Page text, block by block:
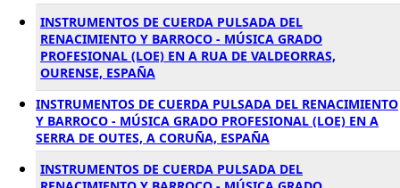
INSTRUMENTOS DE CUERDA PULSADA DEL
RENACIMIENTO Y BARROCO - MÚSICA GRADO
PROFESIONAL (LOE) EN A RUA DE VALDEORRAS,
OURENSE, ESPAÑA
INSTRUMENTOS DE CUERDA PULSADA DEL RENACIMIENTO
Y BARROCO - MÚSICA GRADO PROFESIONAL (LOE) EN A
SERRA DE OUTES, A CORUÑA, ESPAÑA
INSTRUMENTOS DE CUERDA PULSADA DEL